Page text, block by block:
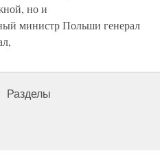
но и
министр Польши генерал
Разделы